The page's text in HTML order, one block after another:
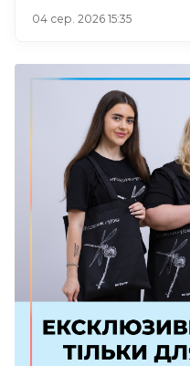
04 сер. 2026 15:35